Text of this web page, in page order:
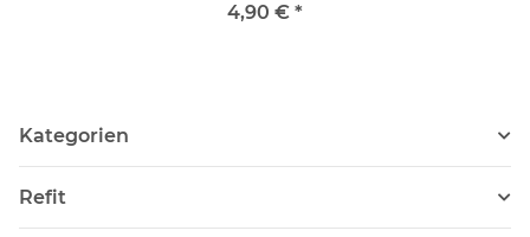
4,90 € *
Kategorien
Refit